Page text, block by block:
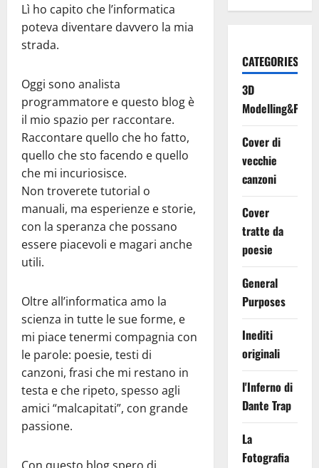
Lì ho capito che l’informatica
poteva diventare davvero la mia
strada.
Oggi sono analista
programmatore e questo blog è
il mio spazio per raccontare.
Raccontare quello che ho fatto,
quello che sto facendo e quello
che mi incuriosisce.
Non troverete tutorial o
manuali, ma esperienze e storie,
con la speranza che possano
essere piacevoli e magari anche
utili.
Oltre all’informatica amo la
scienza in tutte le sue forme, e
mi piace tenermi compagnia con
le parole: poesie, testi di
canzoni, frasi che mi restano in
testa e che ripeto, spesso agli
amici “malcapitati”, con grande
passione.
CATEGORIES
3D
Cover di
vecchie
canzoni
Cover
tratte da
poesie
General
Purposes
Inediti
originali
l'Inferno di
Dante Trap
La
Fotografia